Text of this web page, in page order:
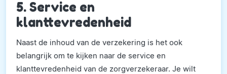
5. Service en
klanttevredenheid
Naast de inhoud van de verzekering is het ook
belangrijk om te kijken naar de service en
klanttevredenheid van de zorgverzekeraar. Je wilt